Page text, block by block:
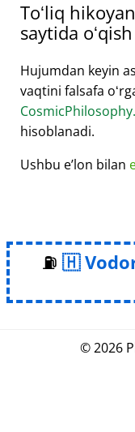
Toʻliq
saytida
Hujumdan keyin
vaqtini falsafa
hisoblanadi.
Ushbu eʼlon bilan
⛽
© 2026